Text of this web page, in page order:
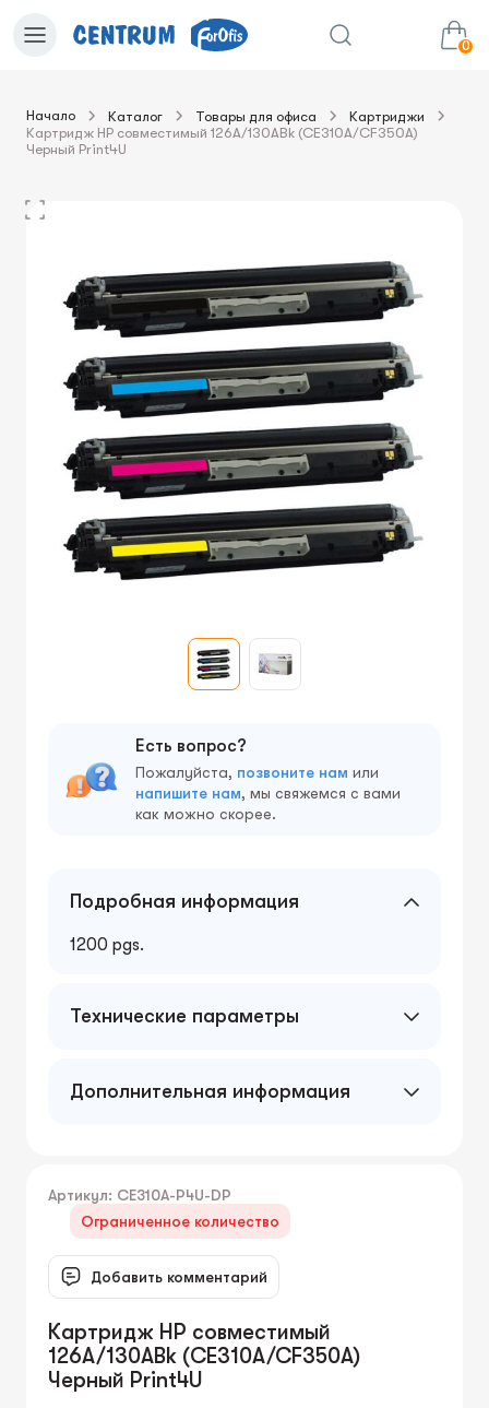
0
в корзину Сумма:0.00€
Начало Каталог Товары для офиса
Картриджи
Картридж HP совместимый 126A/130ABk (CE310A/CF350A)
Черный Print4U
Есть вопрос?
Пожалуйста, позвоните нам или
напишите нам, мы свяжемся с вами
как можно скорее.
Подробная информация
1200 pgs.
Технические параметры
Дополнительная информация
Артикул: CE310A-P4U-DP
Ограниченное количество
Добавить комментарий
Картридж HP совместимый
126A/130ABk (CE310A/CF350A)
Черный Print4U